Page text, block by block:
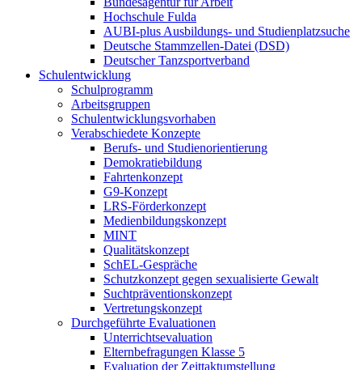
Hochschule Fulda
AUBI-plus Ausbildungs- und Studienplatzsuche
Deutsche Stammzellen-Datei (DSD)
Deutscher Tanzsportverband
Schulentwicklung
Schulprogramm
Arbeitsgruppen
Schulentwicklungsvorhaben
Verabschiedete Konzepte
Berufs- und Studienorientierung
Demokratiebildung
Fahrtenkonzept
G9-Konzept
LRS-Förderkonzept
Medienbildungskonzept
MINT
Qualitätskonzept
SchEL-Gespräche
Schutzkonzept gegen sexualisierte Gewalt
Suchtpräventionskonzept
Vertretungskonzept
Durchgeführte Evaluationen
Unterrichtsevaluation
Elternbefragungen Klasse 5
Evaluation der Zeittaktumstellung